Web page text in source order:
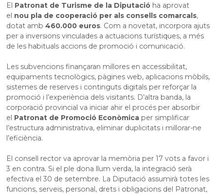
El Patronat de Turisme de la Diputació ha aprovat
el nou pla de cooperació per als consells comarcals,
dotat amb460.000 euros. Com a novetat, incorpora ajuts
per a inversions vinculades a actuacions turístiques, a més
de les habituals accions de promoció i comunicació.
Les subvencions finançaran millores en accessibilitat,
equipaments tecnològics, pàgines web, aplicacions mòbils,
sistemes de reserves i continguts digitals per reforçar la
promoció i l’experiència dels visitants. D’altra banda, la
corporació provincial va iniciar ahir el procés per absorbir
el Patronat de Promoció Econòmica per simplificar
l’estructura administrativa, eliminar duplicitats i millorar-ne
l’eficiència.
El consell rector va aprovar la memòria per 17 vots a favor i
3 en contra. Si el ple dona llum verda, la integració serà
efectiva el 30 de setembre. La Diputació assumirà totes les
funcions, serveis, personal, drets i obligacions del Patronat,